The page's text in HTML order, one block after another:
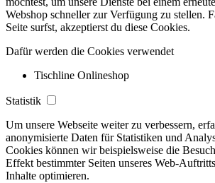
Webshop schneller zur Verfügung zu stellen.
Seite surfst, akzeptierst du diese Cookies.
Dafür werden die Cookies verwendet
Tischline Onlineshop
Statistik
Um unsere Webseite weiter zu verbessern,
anonymisierte Daten für Statistiken und
Cookies können wir beispielsweise die
Effekt bestimmter Seiten unseres Web-
Inhalte optimieren.